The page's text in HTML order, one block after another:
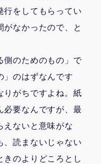
行をしてもらってい
がなかったので、と
側のためのもの」で
」のはずなんです
りがちですよね。紙
必要なんですが、最
えないと意味がな
、読まないじゃない
きのよりどころとし